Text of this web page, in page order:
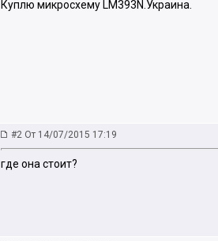
Куплю микросхему LM393N.Украина.
#2 От 14/07/2015 17:19
где она стоит?